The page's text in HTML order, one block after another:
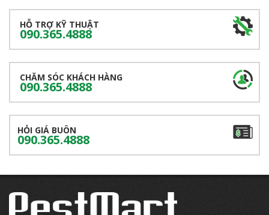
HỖ TRỢ KỸ THUẬT
090.365.4888
CHĂM SÓC KHÁCH HÀNG
090.365.4888
HỎI GIÁ BUÔN
090.365.4888